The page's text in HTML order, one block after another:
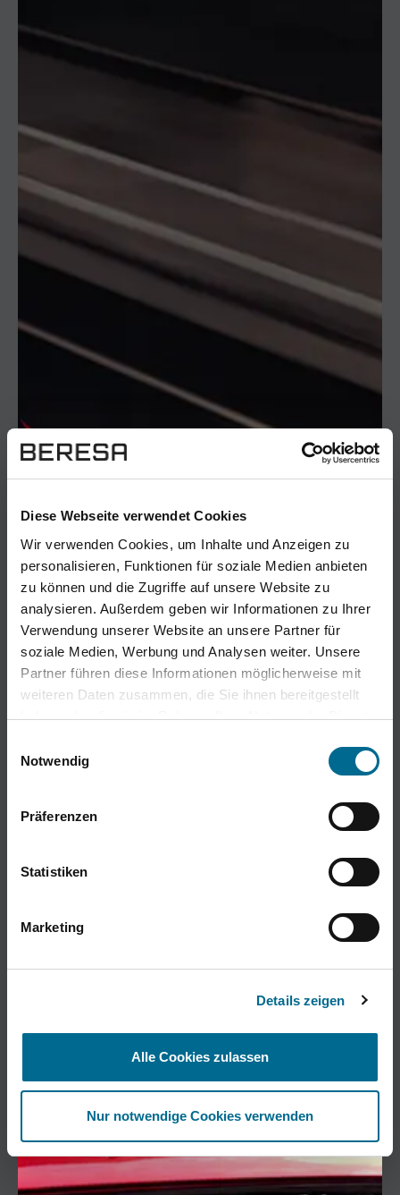
Diese Webseite verwendet Cookies
Wir verwenden Cookies, um Inhalte und Anzeigen zu
personalisieren, Funktionen für soziale Medien anbieten
zu können und die Zugriffe auf unsere Website zu
analysieren. Außerdem geben wir Informationen zu Ihrer
Verwendung unserer Website an unsere Partner für
soziale Medien, Werbung und Analysen weiter. Unsere
Partner führen diese Informationen möglicherweise mit
weiteren Daten zusammen, die Sie ihnen bereitgestellt
haben oder die sie im Rahmen Ihrer Nutzung der Dienste
Cookies, wenn Sie unsere Webseite weiterhin nutzen.
Notwendig
Präferenzen
Statistiken
Marketing
Details zeigen
Alle Cookies zulassen
Nur notwendige Cookies verwenden